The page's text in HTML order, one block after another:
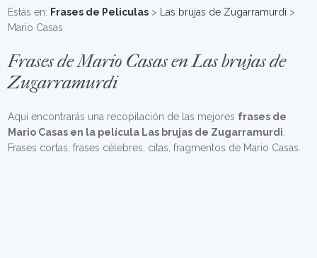
Estás en: Frases de Peliculas > Las brujas de Zugarramurdi >
Mario Casas
Frases de Mario Casas en Las brujas de
Zugarramurdi
Aquí encontrarás una recopilación de las mejores frases de
Mario Casas en la película Las brujas de Zugarramurdi
Frases cortas, frases célebres, citas, fragmentos de Mario Casas.